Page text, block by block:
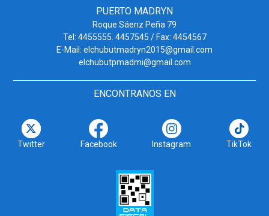
PUERTO MADRYN
Roque Sáenz Peña 79
Tel: 4455555. 4457545 / Fax: 4454567
E-Mail: elchubutmadryn2015@gmail.com
elchubutpmadmi@gmail.com
ENCONTRANOS EN
Twitter Facebook Instagram TikTok